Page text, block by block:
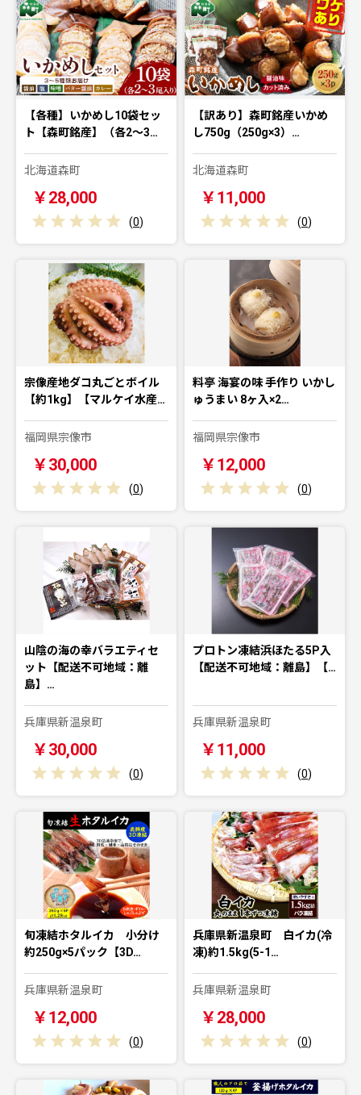
【各種】いかめし10袋セッ
ト【森町銘産】（各2～3…
北海道森町
￥28,000
(0)
【訳あり】森町銘産いかめ
し750g（250g×3）…
北海道森町
￥11,000
(0)
宗像産地ダコ丸ごとボイル
【約1kg】【マルケイ水産…
福岡県宗像市
￥30,000
(0)
料亭 海宴の味 手作り いかし
ゅうまい 8ヶ入×2…
福岡県宗像市
￥12,000
(0)
山陰の海の幸バラエティセ
ット【配送不可地域：離
島】…
兵庫県新温泉町
￥30,000
(0)
プロトン凍結浜ほたる5P入
【配送不可地域：離島】【…
兵庫県新温泉町
￥11,000
(0)
旬凍結ホタルイカ 小分け
約250g×5パック【3D…
兵庫県新温泉町
￥12,000
(0)
兵庫県新温泉町 白イカ(冷
凍)約1.5kg(5-1…
兵庫県新温泉町
￥28,000
(0)